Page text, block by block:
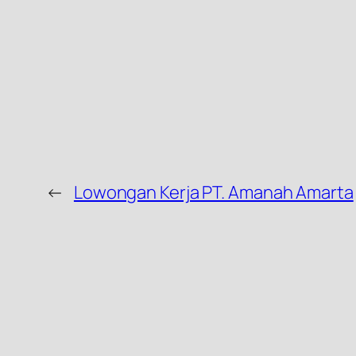
← Lowongan Kerja PT. Amanah Amarta